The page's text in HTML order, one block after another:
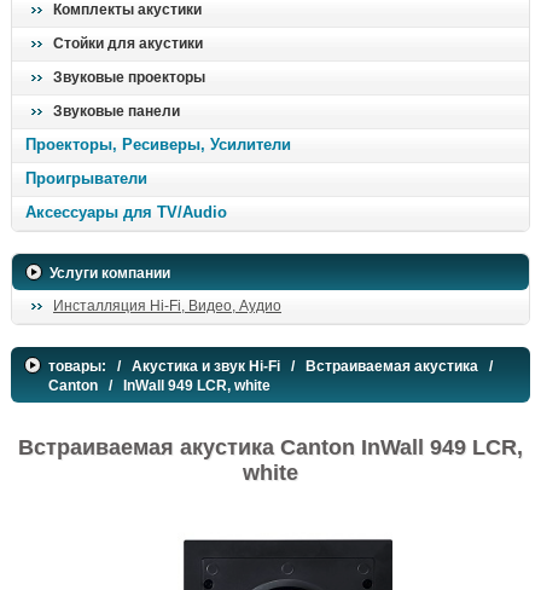
Комплекты акустики
Стойки для акустики
Звуковые проекторы
Звуковые панели
Проекторы, Ресиверы, Усилители
Проигрыватели
Аксессуары для TV/Audio
Услуги компании
Инсталляция Hi-Fi, Видео, Аудио
товары: / Акустика и звук Hi-Fi / Встраиваемая акустика /
Canton / InWall 949 LCR, white
Встраиваемая акустика Canton InWall 949 LCR,
white